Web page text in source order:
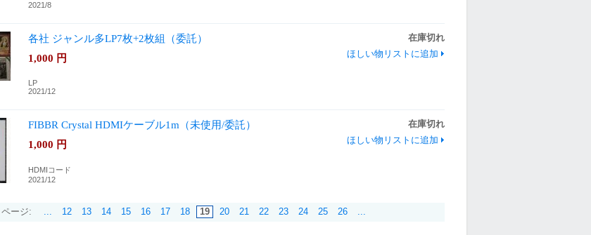
2021/8
各社 ジャンル多LP7枚+2枚組（委託）
在庫切れ
ほしい物リストに追加
1,000 円
LP
2021/12
FIBBR Crystal HDMIケーブル1m（未使用/委託）
在庫切れ
ほしい物リストに追加
1,000 円
HDMIコード
2021/12
ページ: ... 12 13 14 15 16 17 18 19 20 21 22 23 24 25 26 ...